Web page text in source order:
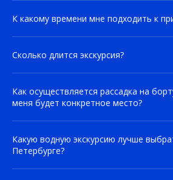
К какому времени мне подходить к
Сколько длится экскурсия?
Как осуществляется рассадка на
меня будет конкретное место?
Какую водную экскурсию лучше
Петербурге?